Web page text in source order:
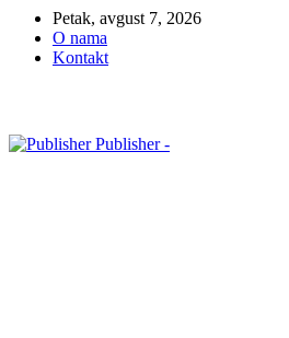
Petak, avgust 7, 2026
O nama
Kontakt
Publisher -